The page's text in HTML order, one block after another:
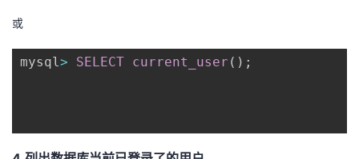
的
我
技
支
的
声
或
mysql> SELECT current_user ( ) ;